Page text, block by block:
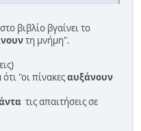
βιβλίο βγαίνει το
τη μνήμη".
"οι πίνακεςαυξάνουν
τις απαιτήσεις σε